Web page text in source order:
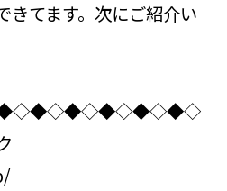
きてます。次にご紹介い